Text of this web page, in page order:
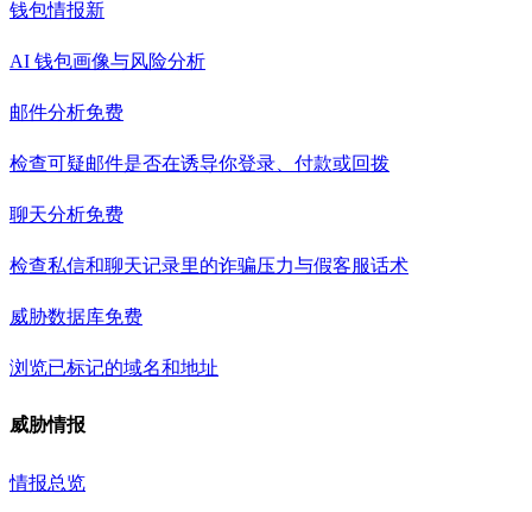
钱包情报新
AI 钱包画像与风险分析
邮件分析免费
检查可疑邮件是否在诱导你登录、付款或回拨
聊天分析免费
检查私信和聊天记录里的诈骗压力与假客服话术
威胁数据库免费
浏览已标记的域名和地址
威胁情报
情报总览